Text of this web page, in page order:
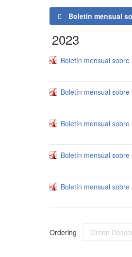
Boletín mensual
2023
Boletín mensual
Boletín mensual
Boletín mensual
Boletín mensual
Boletín mensual
Ordering